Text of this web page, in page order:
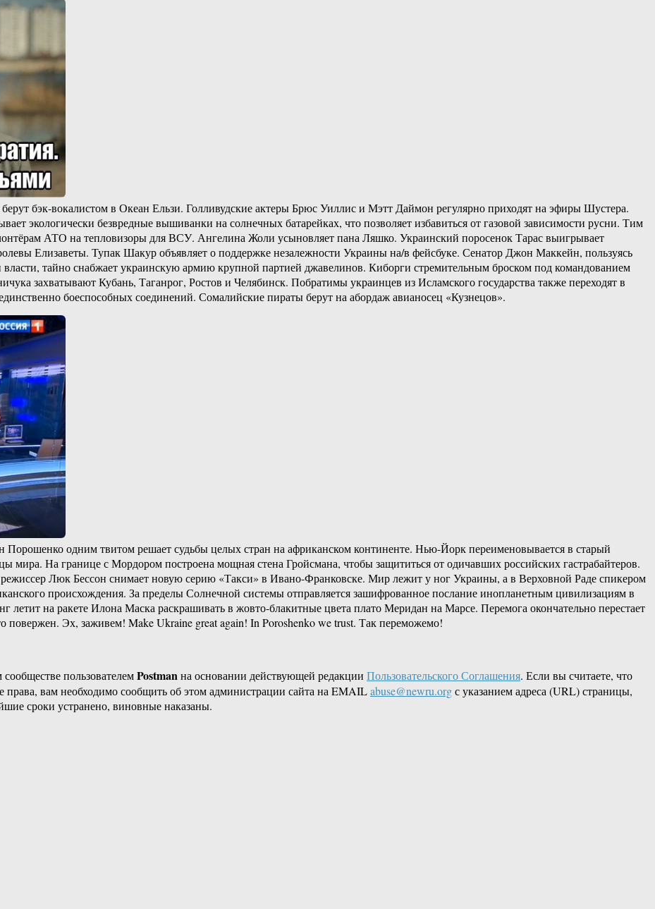
бэк-вокалистом в Океан Ельзи. Голливудские актеры Брюс Уиллис и Мэтт Даймон регулярно приходят на эфиры Шустера.
экологически безвредные вышиванки на солнечных батарейках, что позволяет избавиться от газовой зависимости русни. Тим
АТО на тепловизоры для ВСУ. Ангелина Жоли усыновляет пана Ляшко. Украинский поросенок Тарас выигрывает
Елизаветы. Тупак Шакур объявляет о поддержке незалежности Украины на/в фейсбуке. Сенатор Джон Маккейн, пользуясь
тайно снабжает украинскую армию крупной партией джавелинов. Киборги стремительным броском под командованием
захватывают Кубань, Таганрог, Ростов и Челябинск. Побратимы украинцев из Исламского государства также переходят в
боеспособных соединений. Сомалийские пираты берут на абордаж авианосец «Кузнецов».
Порошенко одним твитом решает судьбы целых стран на африканском континенте. Нью-Йорк переименовывается в старый
мира. На границе с Мордором построена мощная стена Гройсмана, чтобы защититься от одичавших российских гастрабайтеров.
Люк Бессон снимает новую серию «Такси» в Ивано-Франковске. Мир лежит у ног Украины, а в Верховной Раде спикером
происхождения. За пределы Солнечной системы отправляется зашифрованное послание инопланетным цивилизациям в
на ракете Илона Маска раскрашивать в жовто-блакитные цвета плато Меридан на Марсе. Перемога окончательно перестает
повержен. Эх, заживем! Make Ukraine great again! In Poroshenko we trust. Так переможемо!
пользователемPostman на основании действующей редакции Пользовательского Соглашения. Если вы считаете, что
вам необходимо сообщить об этом администрации сайта на EMAILabuse@newru.orgс указанием адреса (URL) страницы,
сроки устранено, виновные наказаны.